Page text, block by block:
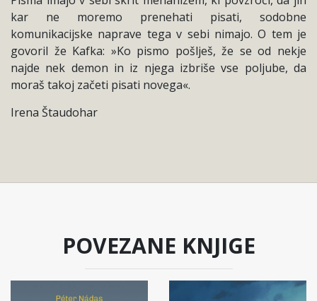
kar ne moremo prenehati pisati, sodobne
komunikacijske naprave tega v sebi nimajo. O tem je
govoril že Kafka: »Ko pismo pošlješ, že se od nekje
najde nek demon in iz njega izbriše vse poljube, da
moraš takoj začeti pisati novega«.
Irena Štaudohar
POVEZANE KNJIGE